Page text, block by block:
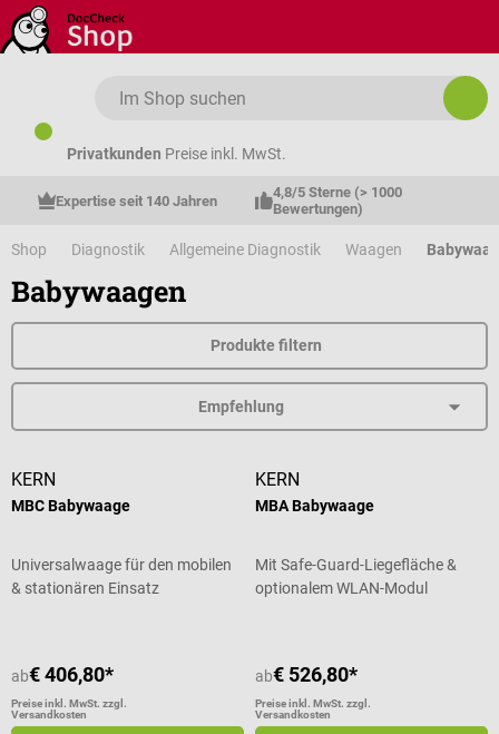
Zum Hauptinhalt springen
Privatkunden Preise inkl. MwSt.
Expertise seit 140 Jahren
4,8/5 Sterne (> 1000
Bewertungen)
Shop Diagnostik Allgemeine Diagnostik Waagen
Babywaagen
Produkte filtern
KERN
MBC Babywaage
Universalwaage für den mobilen
& stationären Einsatz
ab€ 406,80*
Preise inkl. MwSt. zzgl.
Versandkosten
KERN
MBA Babywaage
Mit Safe-Guard-Liegefläche &
optionalem WLAN-Modul
ab€ 526,80*
Preise inkl. MwSt. zzgl.
Versandkosten